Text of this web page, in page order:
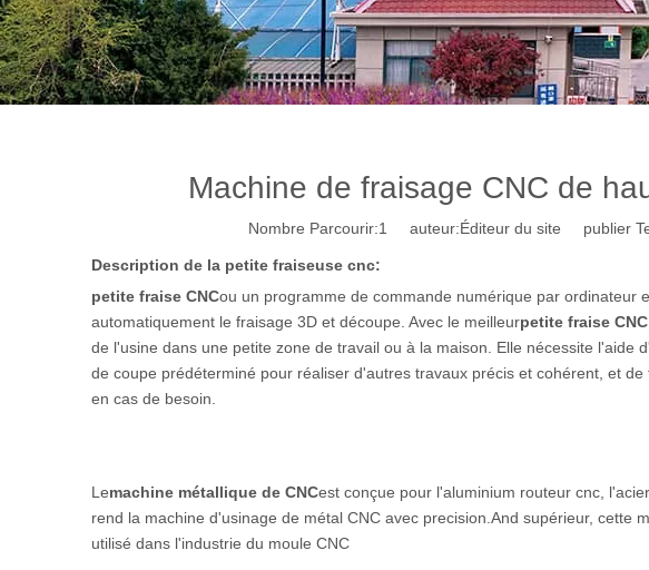
Machine de fraisage CNC de
Nombre Parcourir:1 auteur:Éditeur du site publier
Description de la petite fraiseuse cnc:
petite fraise CNCou un programme de commande numérique par ordinateur
automatiquement le fraisage 3D et découpe. Avec le meilleurpetite fraise CNC
de l'usine dans une petite zone de travail ou à la maison. Elle nécessite l'aide
de coupe prédéterminé pour réaliser d'autres travaux précis et cohérent, et
en cas de besoin.
Lemachine métallique de CNCest conçue pour l'aluminium routeur cnc,
rend la machine d'usinage de métal CNC avec precision.And supérieur, cette
utilisé dans l'industrie du moule CNC